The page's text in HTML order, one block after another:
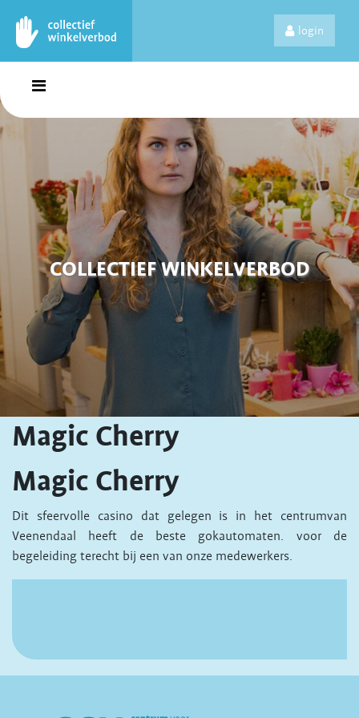
login
COLLECTIEF WINKELVERBOD
Magic Cherry
Magic Cherry
Dit sfeervolle casino dat gelegen is in het centrumvan
Veenendaal heeft de beste gokautomaten. voor de
begeleiding terecht bij een van onze medewerkers.